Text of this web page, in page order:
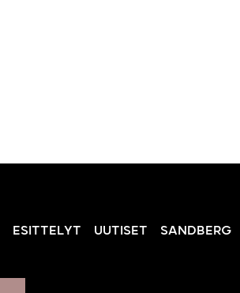
ESITTELYT UUTISET SANDBERG